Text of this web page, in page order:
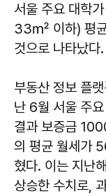
서울 주요 대학
33㎡ 이하) 평
것으로 나타났다.
부동산 정보 플
난 6월 서울 주
결과 보증금
의 평균 월세가
혔다. 이는 지난
상승한 수치로,